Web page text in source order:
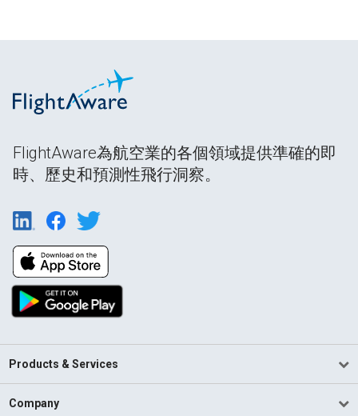
FlightAware為航空業的各個領域提供準確的即
時、歷史和預測性飛行洞察。
Products & Services
Company